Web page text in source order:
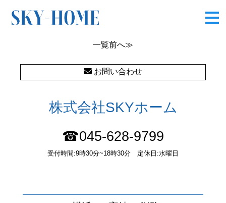
CIMG5931
一覧前へ≫
お問い合わせ
株式会社SKYホーム
☎045-628-9799
受付時間:9時30分~18時30分 定休日:水曜日